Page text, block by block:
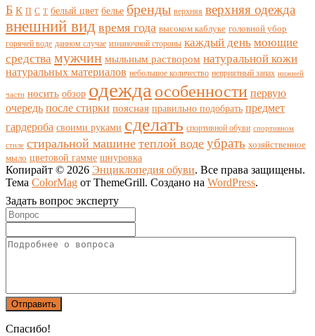
Б К П С Т белый цвет белье бренды верхняя верхняя одежда
внешний вид время года высоком каблуке головной убор
горячей воде данном случае изнаночной стороны каждый день моющие
средства мужчин мыльным раствором натуральной кожи
натуральных материалов небольшое количество неприятный запах нижней
части носить обзор одежда особенности первую
очередь после стирки поясная правильно подобрать предмет
гардероба своими руками сделать спортивной обуви спортивном
стиле стиральной машине теплой воде убрать хозяйственное
мыло цветовой гамме шнуровка
Копирайт © 2026 Энциклопедия обуви. Все права защищены.
Тема ColorMag от ThemeGrill. Создано на WordPress.
Задать вопрос эксперту
Спасибо!